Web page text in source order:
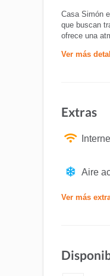
Casa Simón
que buscan
ofrece una
Ver más
Extras
Aire
Ver más